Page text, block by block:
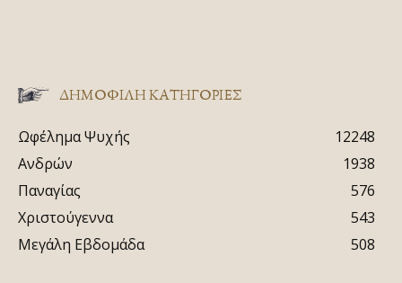
ΔΗΜΟΦΙΛΗ ΚΑΤΗΓΟΡΙΕΣ
Ωφέλημα Ψυχής
12248
Ανδρών
1938
Παναγίας
576
Χριστούγεννα
543
Μεγάλη Εβδομάδα
508